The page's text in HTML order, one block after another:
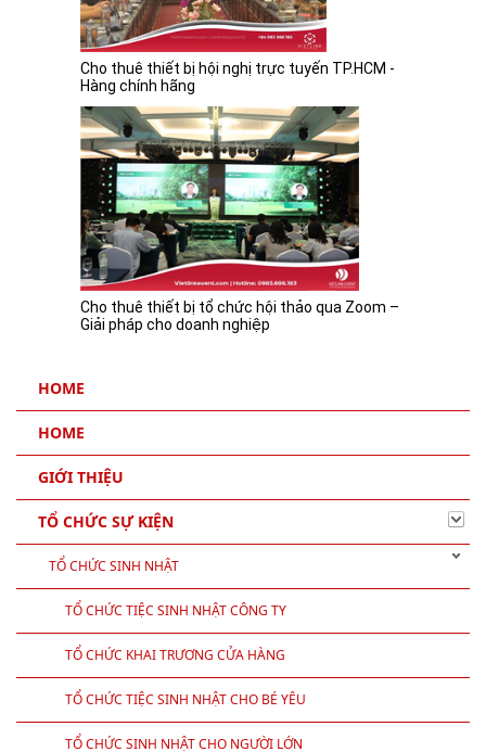
Cho thuê thiết bị hội nghị trực tuyến TP.HCM -
Hàng chính hãng
Cho thuê thiết bị tổ chức hội thảo qua Zoom –
Giải pháp cho doanh nghiệp
HOME
HOME
GIỚI THIỆU
TỔ CHỨC SỰ KIỆN
TỔ CHỨC SINH NHẬT
TỔ CHỨC TIỆC SINH NHẬT CÔNG TY
TỔ CHỨC KHAI TRƯƠNG CỬA HÀNG
TỔ CHỨC TIỆC SINH NHẬT CHO BÉ YÊU
TỔ CHỨC SINH NHẬT CHO NGƯỜI LỚN